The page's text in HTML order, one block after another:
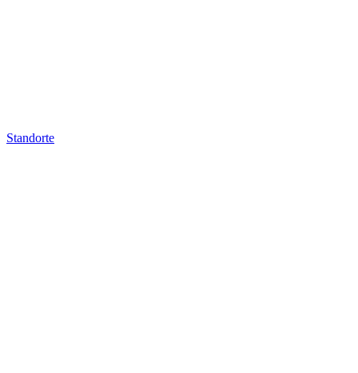
Standorte